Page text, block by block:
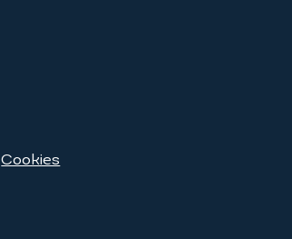
Cookies